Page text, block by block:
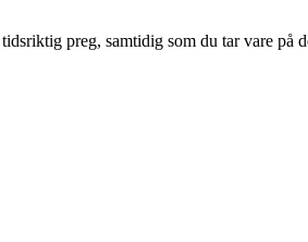
preg, samtidig som du tar vare på